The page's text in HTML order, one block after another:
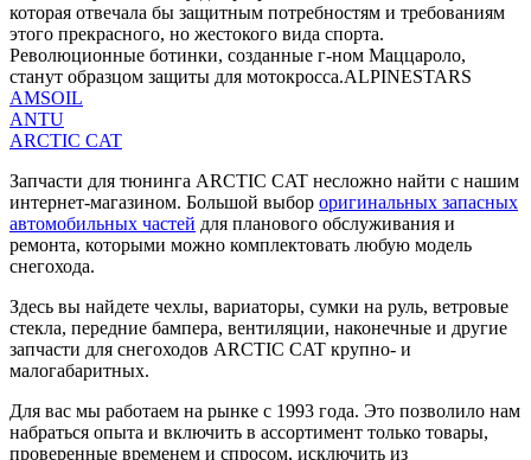
которая отвечала бы защитным потребностям и требованиям
этого прекрасного, но жестокого вида спорта.
Революционные ботинки, созданные г-ном Маццароло,
станут образцом защиты для мотокросса.ALPINESTARS
AMSOIL
ANTU
ARCTIC CAT
Запчасти для тюнинга ARCTIC CAT несложно найти с нашим
интернет-магазином. Большой выбор оригинальных запасных
автомобильных частей для планового обслуживания и
ремонта, которыми можно комплектовать любую модель
снегохода.
Здесь вы найдете чехлы, вариаторы, сумки на руль, ветровые
стекла, передние бампера, вентиляции, наконечные и другие
запчасти для снегоходов ARCTIC CAT крупно- и
малогабаритных.
Для вас мы работаем на рынке с 1993 года. Это позволило нам
набраться опыта и включить в ассортимент только товары,
проверенные временем и спросом, исключить из